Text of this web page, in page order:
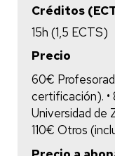
Créditos
15h (1,5 ECTS)
Precio
60€
certificación). •
Universidad de
110€ Otros